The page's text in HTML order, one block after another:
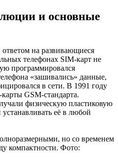
и основные
на развивающиеся
телефонах SIM-карт не
программировался
«зашивались» данные,
в сети. В 1991 году
GSM-стандарта.
физическую пластиковую
её в любой
но со временем
компактности. Фото: